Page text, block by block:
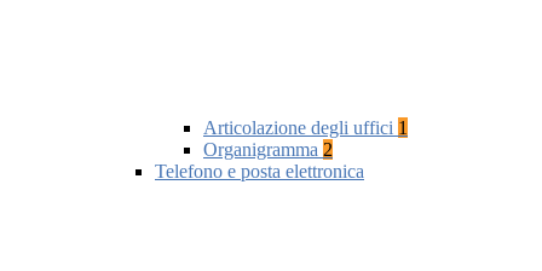
Articolazione degli uffici 1
Organigramma 2
Telefono e posta elettronica